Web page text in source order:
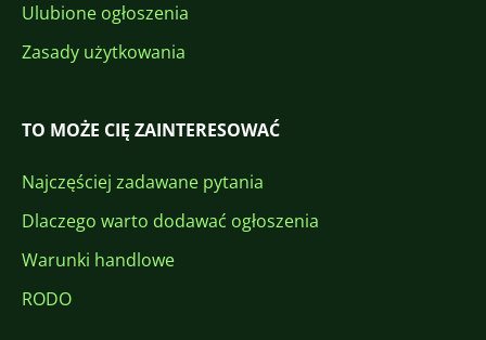
Ulubione ogłoszenia
Zasady użytkowania
TO MOŻE CIĘ ZAINTERESOWAĆ
Najczęściej zadawane pytania
Dlaczego warto dodawać ogłoszenia
Warunki handlowe
RODO